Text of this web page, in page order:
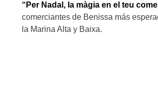
“Per Nadal, la màgia en el teu
comerciantes de Benissa más
la Marina Alta y Baixa.